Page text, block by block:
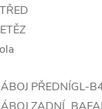
PŘEDNÍGL-